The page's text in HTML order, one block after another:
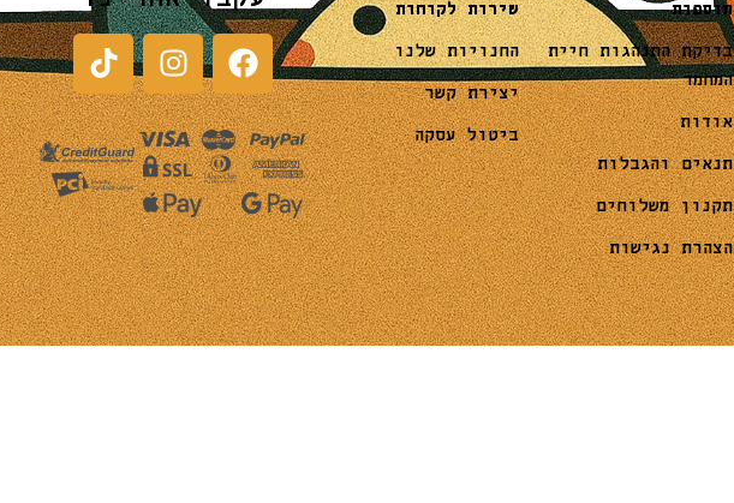
תוספות
בדיקת התנהגות חיית
המחמד
אודות
תנאים והגבלות
תקנון משלוחים
הצהרת נגישות
שירות לקוחות
החנויות שלנו
יצירת קשר
ביטול עסקה